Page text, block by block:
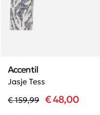
Jasje Tess
Accentil
€ 159,99 € 48,00